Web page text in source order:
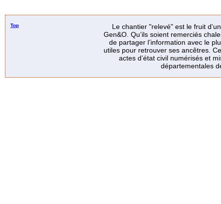
Top
Le chantier "relevé" est le fruit
Gen&O. Qu’ils soient remerciés
de partager l’information avec le
utiles pour retrouver ses ancêtres.
actes d’état civil numérisés et
départementales